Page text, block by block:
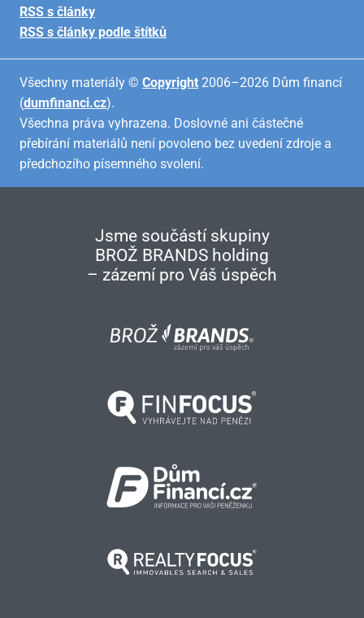
RSS s články
RSS s články podle štítků
Všechny materiály © Copyright 2006–2026 Dům financí
(dumfinanci.cz).
Všechna práva vyhrazena. Doslovné ani částečné
přebírání materiálů není povoleno bez uvedení zdroje a
předchozího písemného svolení.
Jsme součástí skupiny
BROŽ BRANDS holding
– zázemí pro Váš úspěch